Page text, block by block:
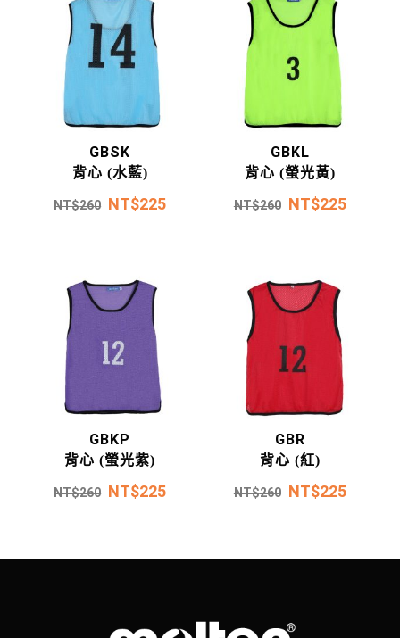
GBSK
背心 (水藍)
NT$260 NT$225
GBKL
背心 (螢光黃)
NT$260 NT$225
GBKP
背心 (螢光紫)
NT$260 NT$225
GBR
背心 (紅)
NT$260 NT$225